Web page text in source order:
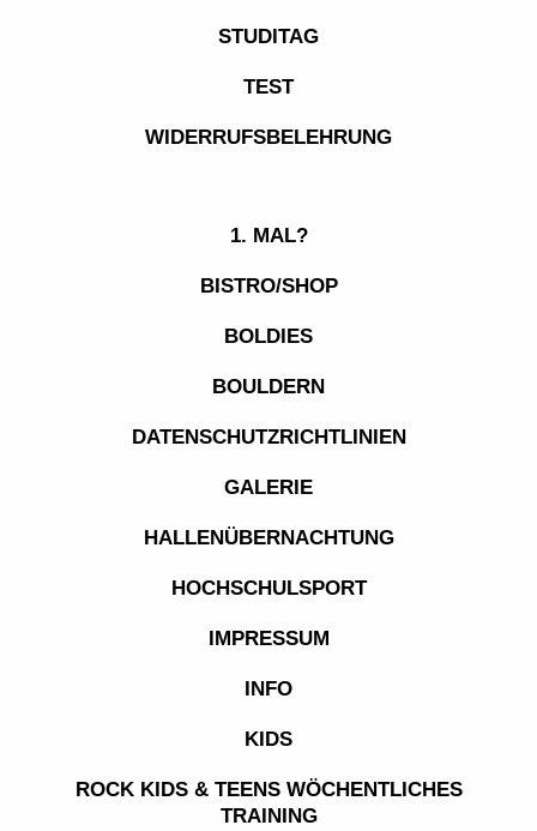
STUDITAG
TEST
WIDERRUFSBELEHRUNG
1. MAL?
BISTRO/SHOP
BOLDIES
BOULDERN
DATENSCHUTZRICHTLINIEN
GALERIE
HALLENÜBERNACHTUNG
HOCHSCHULSPORT
IMPRESSUM
INFO
KIDS
ROCK KIDS & TEENS WÖCHENTLICHES
TRAINING